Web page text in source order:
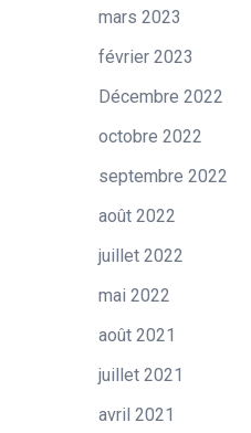
mars 2023
février 2023
Décembre 2022
octobre 2022
septembre 2022
août 2022
juillet 2022
mai 2022
août 2021
juillet 2021
avril 2021